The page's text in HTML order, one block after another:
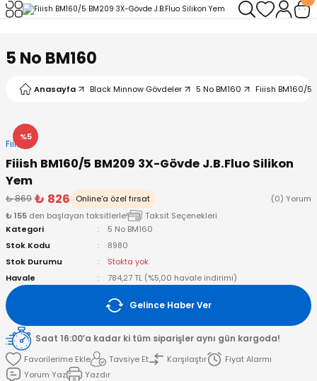
5 No BM160
Anasayfa Black Minnow Gövdeler 5 No BM160 Fiiish BM160/5
%5
Fiiish
Fiiish BM160/5 BM209 3X-Gövde J.B.Fluo Silikon
Yem
₺ 869 ₺ 826 Online'a özel fırsat
(0) Yorum
₺ 155 den başlayan taksitlerle!
Taksit Seçenekleri
Kategori
5 No BM160
Stok Kodu
8980
Stok Durumu
Stokta yok
Havale
784,27 TL (%5,00 havale indirimi)
Gelince Haber Ver
Saat 16:00’a kadar ki tüm siparişler aynı gün kargoda!
Tavsiye Et
Karşılaştır
Fiyat Alarmı
Yorum Yaz
Yazdır
Geri Dön
Makineleri
Geri Dön
Kamışlar
Geri Dön
Misinalar
Misinalar
Geri Dön
- Klips
Halka
Geri Dön
Geri Dön
& El Feneri